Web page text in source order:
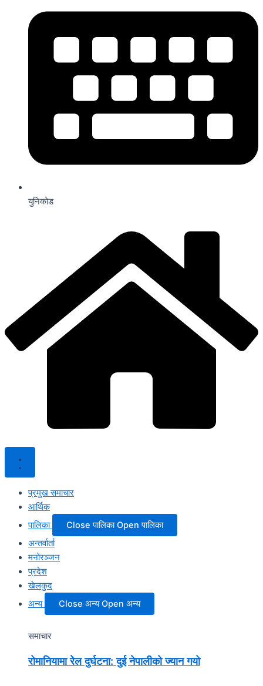
युनिकोड
प्रमुख समाचार
आर्थिक
पालिका
Close पालिका Open पालिका
अन्तर्वार्ता
मनोरञ्जन
प्रदेश
खेलकुद
अन्य
Close अन्य Open अन्य
समाचार
रोमानियामा रेल दुर्घटना: दुई नेपालीको ज्यान गयो